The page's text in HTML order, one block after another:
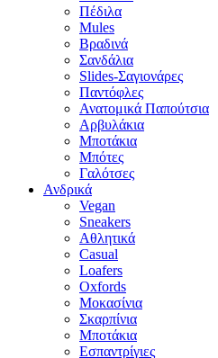
Πέδιλα
Mules
Βραδινά
Σανδάλια
Slides-Σαγιονάρες
Παντόφλες
Ανατομικά Παπούτσια
Αρβυλάκια
Μποτάκια
Μπότες
Γαλότσες
Ανδρικά
Vegan
Sneakers
Αθλητικά
Casual
Loafers
Oxfords
Μοκασίνια
Σκαρπίνια
Μποτάκια
Εσπαντρίγιες